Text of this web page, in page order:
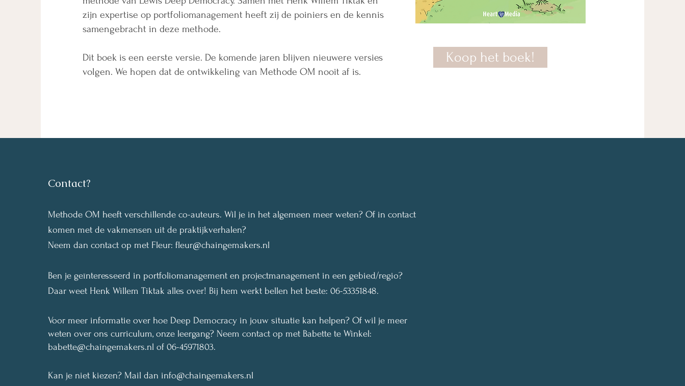
zijn expertise op portfoliomanagement heeft zij de poiniers en de kennis
samengebracht in deze methode.
Dit boek is een eerste versie. De komende jaren blijven nieuwere versies
volgen. We hopen dat de ontwikkeling van Methode OM nooit af is.
Koop het boek!
Contact?
Methode OM heeft verschillende co-auteurs. Wil je in het algemeen meer weten? Of in contact
komen met de vakmensen uit de praktijkverhalen?
Neem dan contact op met Fleur: fleur@chaingemakers.nl
Ben je geïnteresseerd in portfoliomanagement en projectmanagement in een gebied/regio?
Daar weet Henk Willem Tiktak alles over! Bij hem werkt bellen het beste: 06-53351848.
Voor meer informatie over hoe Deep Democracy in jouw situatie kan helpen? Of wil je meer
weten over ons curriculum, onze leergang?Neem contact op met Babette te Winkel:
babette@chaingemakers.nlof 06-45971803.
Kan je niet kiezen? Mail dan info@chaingemakers.nl